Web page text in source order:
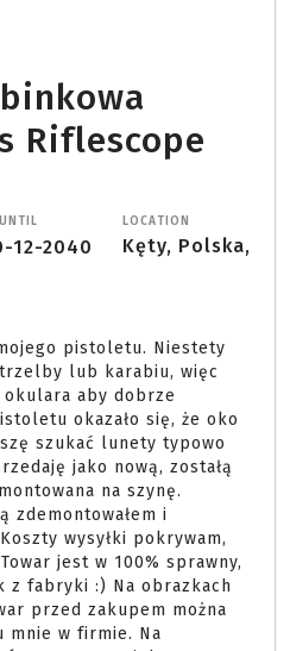
Riflescope
12-2040
LOCATION
Kęty, Polska,
lub karabiu, więc
aby dobrze
okazało się, że oko
szukać lunety typowo
jako nową, zostałą
na szynę.
zdemontowałem i
wysyłki pokrywam,
jest w 100% sprawny,
z fabryki :) Na obrazkach
przed zakupem można
w firmie. Na